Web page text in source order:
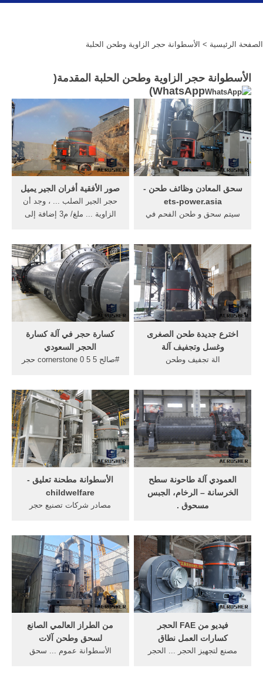
الصفحة الرئيسية > الأسطوانة حجر الزاوية وطحن الحلبة
الأسطوانة حجر الزاوية وطحن الحلبة المقدمة(
WhatsApp
)
صور الأفقية أفران الجير يميل
حجر الجير الصلب ... ، وجد أن
الزاوية ... ملغ/ م3 إضافة إلى
سحق المعادن وظائف طحن -
ets-power.asia
سيتم سحق و طحن الفحم في
حجر سحق ...
كسارة حجر في آلة كسارة
الحجر السعودي
#صالح 5 5 0 cornerstone حجر
وطحن في معالجة ...
اخترع جديدة طحن الصغرى
وغسل وتجفيف آلة
الة تجفيف وطحن
حجر ... الأسطوانة ... الحلبة .
الأسطوانة مطحنة تعليق -
childwelfare
مصادر شركات تصنيع حجر
الحلبة ...
العمودي آلة طاحونة سطح
الخرسانة – الرخام، الجبس
مسحوق .
اشتري حجر آلة تلميع بسعر ...
من الطراز العالمي الصانع
لسحق وطحن آلات
الأسطوانة عموم ... سحق
فيديو من FAE الحجر
كسارات العمل نطاق
مصنع لتجهيز الحجر ... الحجر